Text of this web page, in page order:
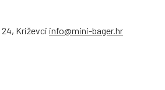
Križevci info@mini-bager.hr